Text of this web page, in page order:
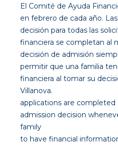
El Comité de Ayuda
en febrero de cada año.
decisión para todas las
financiera se completan al
decisión de admisión
permitir que una familia
financiera al tomar su
Villanova.
applications are
admission decision
family
to have financial